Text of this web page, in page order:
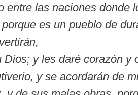
entre las naciones donde
es un pueblo de
y les daré corazón y
y se acordarán de